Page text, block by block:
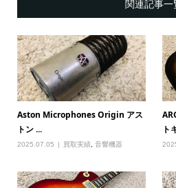
関連記事一
Aston Microphones Origin アス
トン ...
2025.07.05 買取実績 音響機器
ト